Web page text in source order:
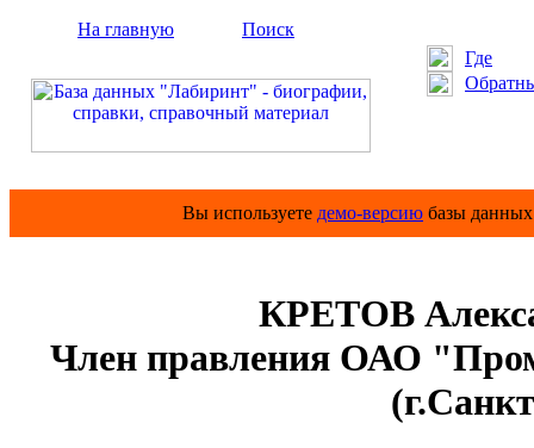
На главную
Поиск
Где
Вы используете демо-версию базы
КРЕТОВ
Член правления ОАО